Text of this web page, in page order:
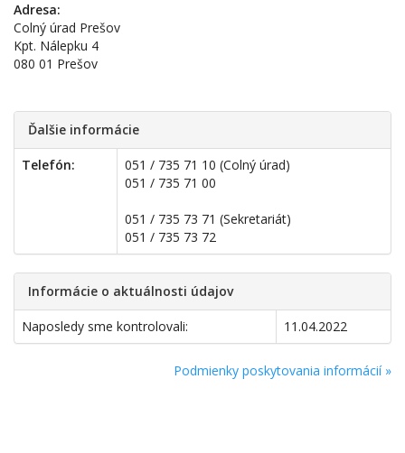
Adresa:
Colný úrad Prešov
Kpt. Nálepku 4
080 01 Prešov
Ďalšie informácie
Telefón:
051 / 735 71 10 (Colný úrad)
051 / 735 71 00
051 / 735 73 71 (Sekretariát)
051 / 735 73 72
Informácie o aktuálnosti údajov
Naposledy sme kontrolovali: 11.04.2022
Podmienky poskytovania informácií »